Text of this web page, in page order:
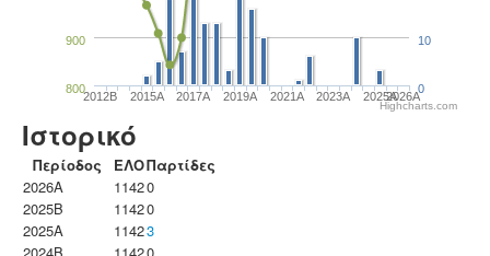
2012B 2015A 2017A 2019A 2021A 2023Α 2025A2026A
800
900
0
10
Highcharts.com
Ιστορικό
Περίοδος ΕΛΟΠαρτίδες
2026A
11420
2025B
11420
2025A
11423